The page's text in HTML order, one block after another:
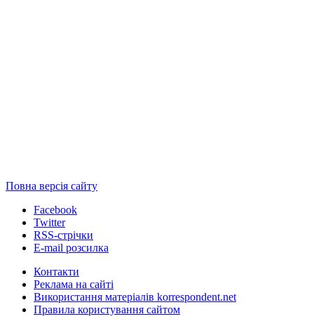
Повна версія сайту
Facebook
Twitter
RSS-стрічки
E-mail розсилка
Контакти
Реклама на сайті
Використання матеріалів korrespondent.net
Правила користування сайтом